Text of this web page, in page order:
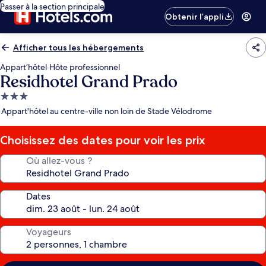
Passer à la section principale
Obtenir l’appli
Afficher tous les hébergements
Appart’hôtel·Hôte professionnel
Residhotel Grand Prado
Hébergement
3.0 étoiles
Appart'hôtel au centre-ville non loin de Stade Vélodrome
Choisissez des dates pour voir les prix
Où allez-vous ?
Dates
Voyageurs